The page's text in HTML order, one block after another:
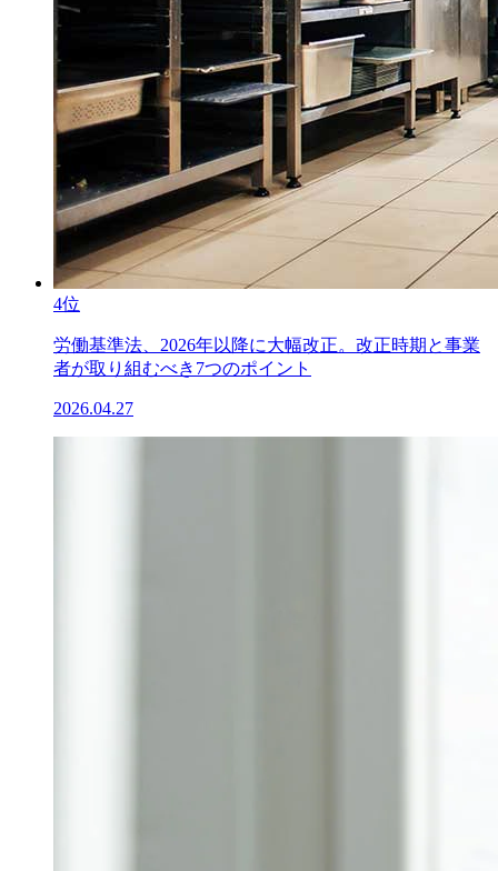
4位
労働基準法、2026年以降に大幅改正。改正時期と事業
者が取り組むべき7つのポイント
2026.04.27